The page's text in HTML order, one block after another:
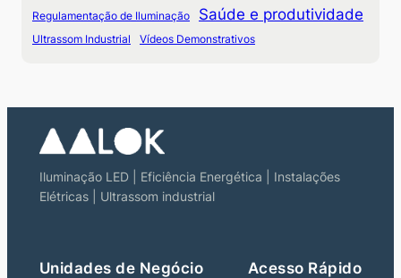
Regulamentação de Iluminação Saúde e produtividade
Ultrassom Industrial Vídeos Demonstrativos
Iluminação LED | Eficiência Energética | Instalações
Elétricas | Ultrassom industrial
Unidades de Negócio
Acesso Rápido